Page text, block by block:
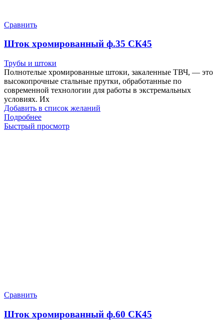
Сравнить
Шток хромированный ф.35 СК45
Трубы и штоки
Полнотелые хромированные штоки, закаленные ТВЧ, — это
высокопрочные стальные прутки, обработанные по
современной технологии для работы в экстремальных
условиях. Их
Добавить в список желаний
Подробнее
Быстрый просмотр
Сравнить
Шток хромированный ф.60 СК45